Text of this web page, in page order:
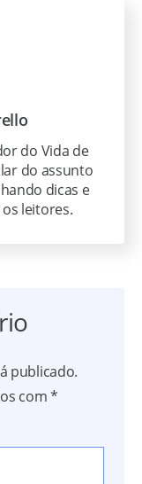
do Vida de
do assunto
dicas e
leitores.
publicado.
com*